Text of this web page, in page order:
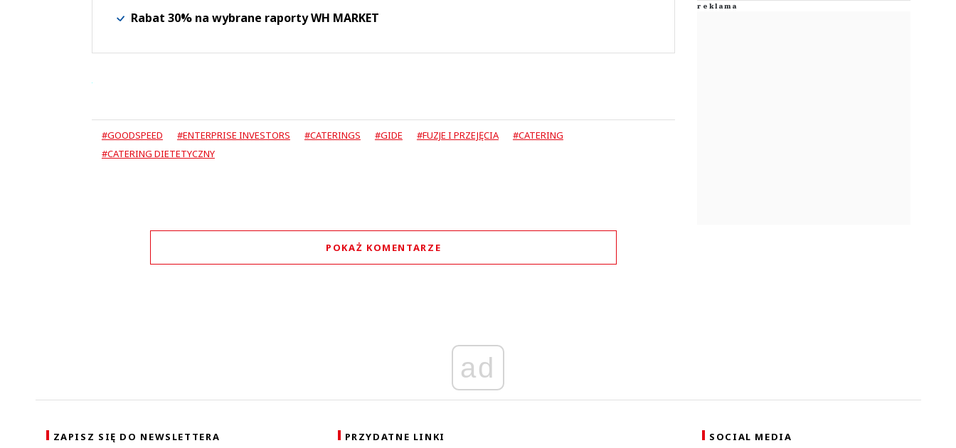
Rabat 30% na wybrane raporty WH MARKET
#GOODSPEED #ENTERPRISE INVESTORS #CATERINGS #GIDE #FUZJE I PRZEJĘCIA
#CATERING
#CATERING DIETETYCZNY
POKAŻ KOMENTARZE
ad
ZAPISZ SIĘ DO NEWSLETTERA PRZYDATNE LINKI SOCIAL MEDIA